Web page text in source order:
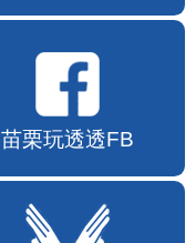
苗栗玩透透FB